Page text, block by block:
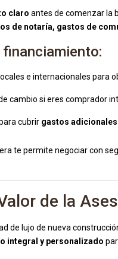
claro antes de comenzar la
de notaría, gastos de
e internacionales para
cambio si eres comprador
cubrir gastos
te permite negociar con
de la
de lujo de nueva
integral y personalizado